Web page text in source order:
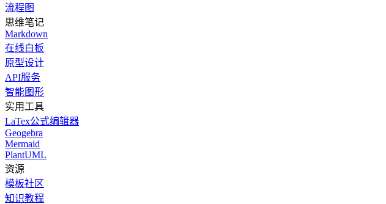
流程图
思维笔记
Markdown
在线白板
原型设计
API服务
智能图形
实用工具
LaTex公式编辑器
Geogebra
Mermaid
PlantUML
资源
模板社区
知识教程